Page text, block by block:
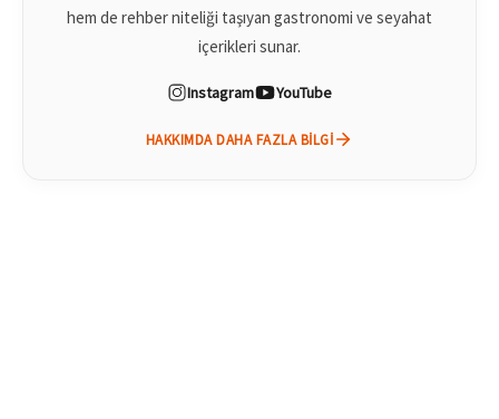
hem de rehber niteliği taşıyan gastronomi ve seyahat
içerikleri sunar.
Instagram YouTube
HAKKIMDA DAHA FAZLA BILGI